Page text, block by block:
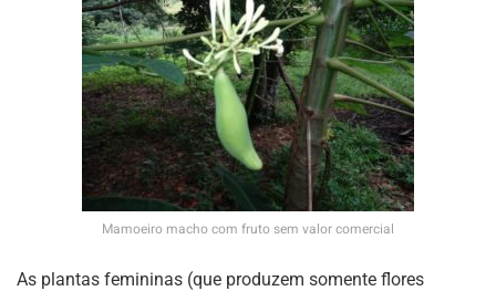
Mamoeiro macho com fruto sem valor comercial
As plantas femininas (que produzem somente flores